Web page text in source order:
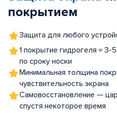
покрытием
Защита для любого
1 покрытие гидрогеля = 3-
по сроку носки
Минимальная толщина
чувствительность экрана
Самовосстановление —
спустя некоторое время